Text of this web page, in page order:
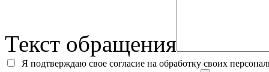
Текст обращения
Я подтверждаю свое согласие на обработку своих